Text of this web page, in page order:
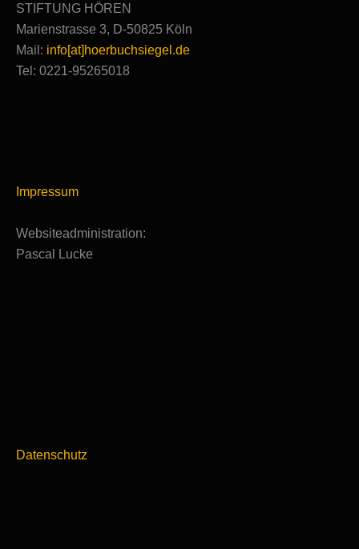
STIFTUNG HÖREN
Marienstrasse 3, D-50825 Köln
Mail: info[at]hoerbuchsiegel.de
Tel: 0221-95265018
Impressum
Websiteadministration:
Pascal Lucke
Datenschutz